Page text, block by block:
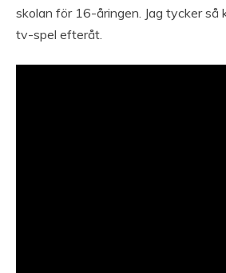
skolan för 16-åringen. Jag tycker så
tv-spel efteråt.